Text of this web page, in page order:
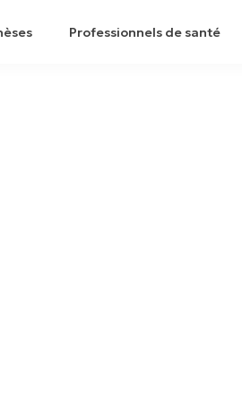
Professionnels de santé